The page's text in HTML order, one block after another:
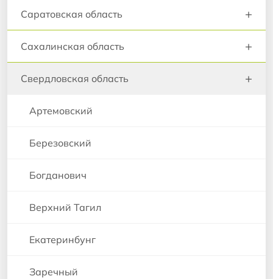
Саратовская область +
Сахалинская область +
Свердловская область +
Артемовский
Березовский
Богданович
Верхний Тагил
Екатеринбунг
Заречный